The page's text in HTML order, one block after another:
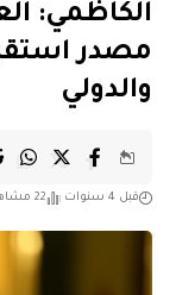
الكاظمي:
مصدر
والدولي
قبل 4 سنوات 22 مشاهدات